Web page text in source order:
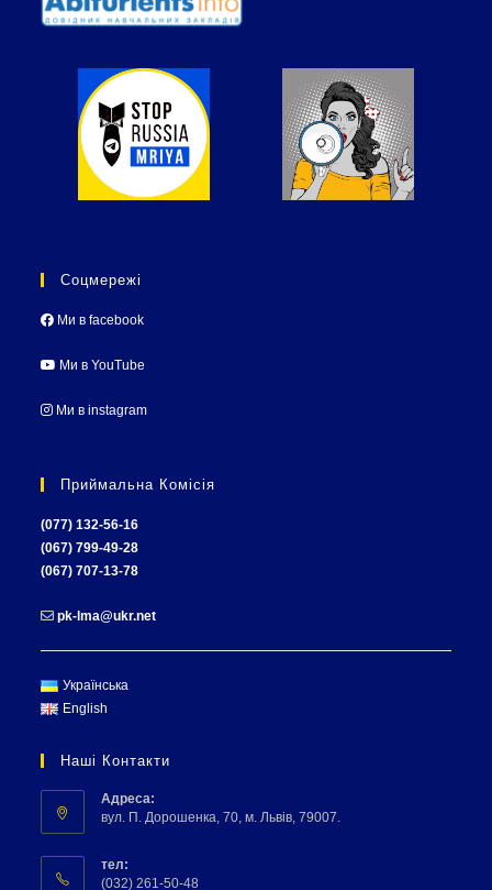
Соцмережі
Ми в facebook
Ми в YouTube
Ми в instagram
Приймальна Комісія
(077) 132-56-16
(067) 799-49-28
(067) 707-13-78
pk-lma@ukr.net
Українська
English
Наші Контакти
Адреса:
вул. П. Дорошенка, 70, м. Львів, 79007.
тел:
(032) 261-50-48